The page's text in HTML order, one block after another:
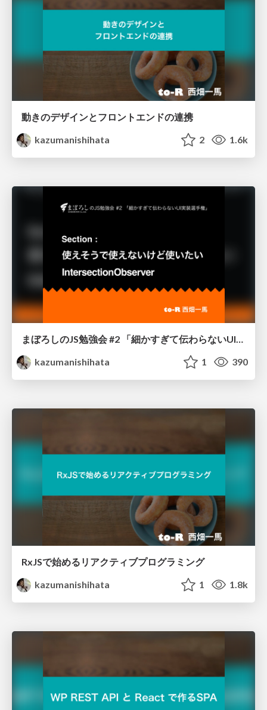
動きのデザインとフロントエンドの連携
kazumanishihata
2 1.6k
まぼろしのJS勉強会 #2 「細かすぎて伝わらないUI実装選手権」『使えそうで使えないけど使いたい IntersectionObserver』
kazumanishihata
1 390
RxJSで始めるリアクティブプログラミング
kazumanishihata
1 1.8k